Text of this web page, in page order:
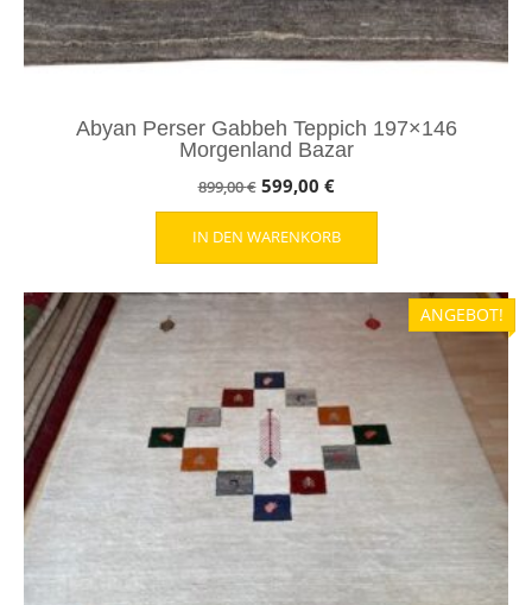
Abyan Perser Gabbeh Teppich 197×146
Morgenland Bazar
899,00€ Ursprünglicher
Preis
war:
599,00 €Aktueller
Preis
ist:
IN DEN WARENKORB
ANGEBOT!